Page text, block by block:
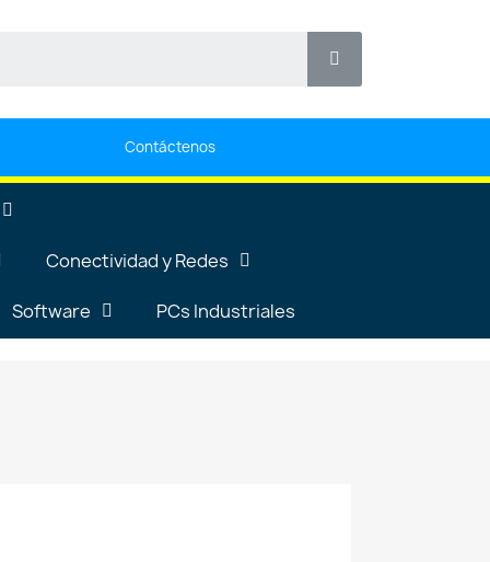
Contáctenos
Conectividad y Redes
Software PCs Industriales